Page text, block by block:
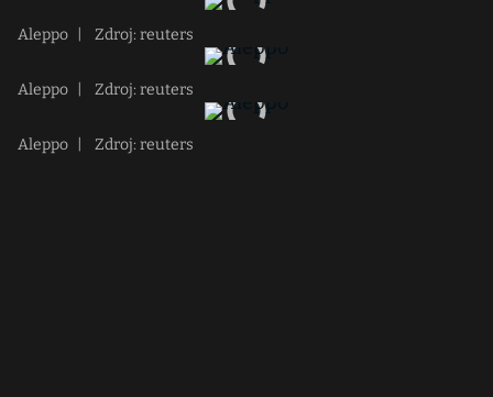
Aleppo Zdroj: reuters
Aleppo Zdroj: reuters
Aleppo Zdroj: reuters